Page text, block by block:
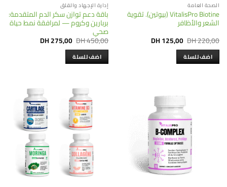
الصحة العامة
VitalisPro Biotine (بيوتين). تقوية
الشعر والأظافر
DH220,00
Original
price
was:
DH 220,00.
DH125,00
Current
price
اضف للسلة
إدارة الإجهاد والقلق
باقة دعم توازن سكر الدم المتقدمة:
بربارين وكروم — لمرافقة نمط حياة
صحي
DH450,00
Original
price
was:
DH 450,00.
DH275,00
Current
price
اضف للسلة